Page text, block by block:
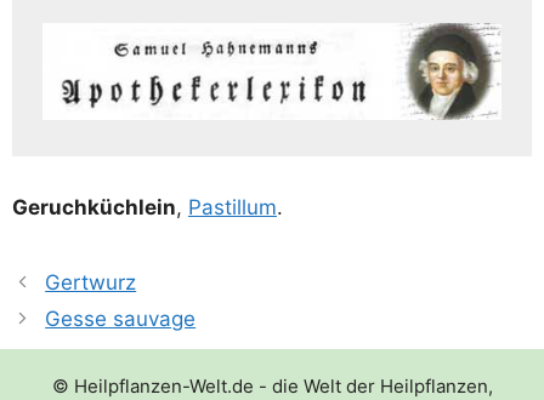
Geruch­küch­lein, Past­il­lum.
Gertwurz
Gesse sauvage
© Heilpflanzen-Welt.de - die Welt der Heilpflanzen,